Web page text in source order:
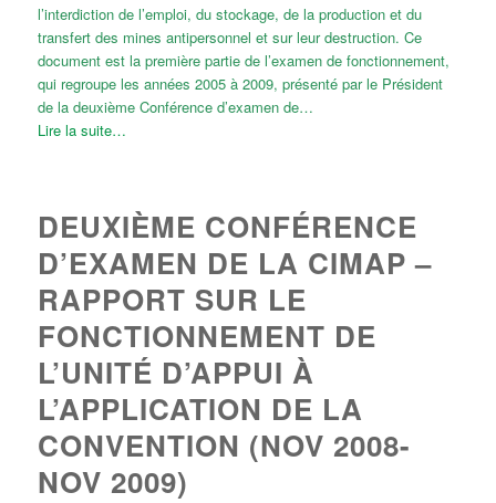
l’interdiction de l’emploi, du stockage, de la production et du
transfert des mines antipersonnel et sur leur destruction. Ce
document est la première partie de l’examen de fonctionnement,
qui regroupe les années 2005 à 2009, présenté par le Président
de la deuxième Conférence d’examen de…
Lire la suite…
DEUXIÈME CONFÉRENCE
D’EXAMEN DE LA CIMAP –
RAPPORT SUR LE
FONCTIONNEMENT DE
L’UNITÉ D’APPUI À
L’APPLICATION DE LA
CONVENTION (NOV 2008-
NOV 2009)